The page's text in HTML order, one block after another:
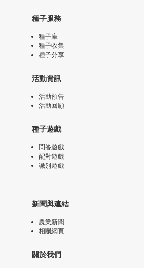
種子服務
種子庫
種子收集
種子分享
活動資訊
活動預告
活動回顧
種子遊戲
問答遊戲
配對遊戲
識別遊戲
新聞與連結
農業新聞
相關網頁
關於我們